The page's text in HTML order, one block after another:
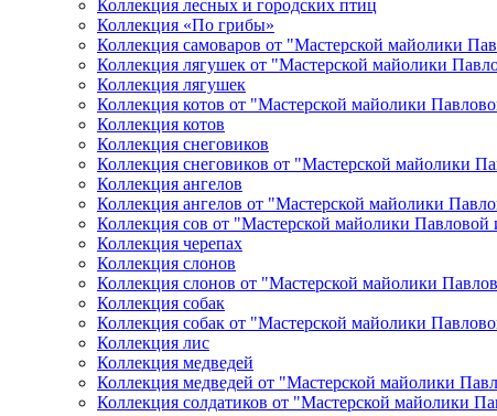
Коллекция лесных и городских птиц
Коллекция «По грибы»
Коллекция самоваров от "Мастерской майолики
Коллекция лягушек от "Мастерской майолики
Коллекция лягушек
Коллекция котов от "Мастерской майолики
Коллекция котов
Коллекция снеговиков
Коллекция снеговиков от "Мастерской майолики
Коллекция ангелов
Коллекция ангелов от "Мастерской майолики
Коллекция сов от "Мастерской майолики
Коллекция черепах
Коллекция слонов
Коллекция слонов от "Мастерской майолики
Коллекция собак
Коллекция собак от "Мастерской майолики
Коллекция лис
Коллекция медведей
Коллекция медведей от "Мастерской майолики
Коллекция солдатиков от "Мастерской майолики